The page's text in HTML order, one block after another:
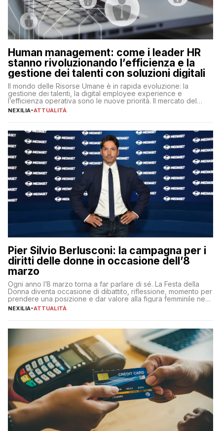
Human management: come i leader HR
stanno rivoluzionando l’efficienza e la
gestione dei talenti con soluzioni digitali
Il mondo delle Risorse Umane è in rapida evoluzione: la
gestione dei talenti, la digital employee experience e
l’efficienza operativa sono le nuove priorità. Il mercato del
lavoro, d’altra parte, è sempre più competitivo con una lotta
NEXILIA-ATTUALITÀ
Pier Silvio Berlusconi: la campagna per i
diritti delle donne in occasione dell’8
marzo
Ogni anno l’8 marzo torna a far parlare di sé. La Festa della
Donna diventa occasione di dibattito, riflessione, momento per
prendere una posizione e dar valore alla figura femminile nella
sua complessità e crucialità. A lanciare un messaggio “forte e
NEXILIA-ATTUALITÀ